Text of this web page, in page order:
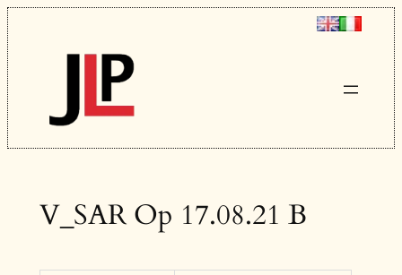
Vai
al
contenuto
V_SAR Op 17.08.21 B